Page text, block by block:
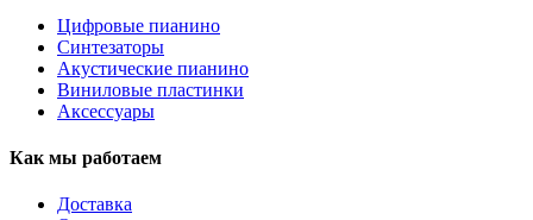
Цифровые пианино
Синтезаторы
Акустические пианино
Виниловые пластинки
Аксессуары
Как мы работаем
Доставка